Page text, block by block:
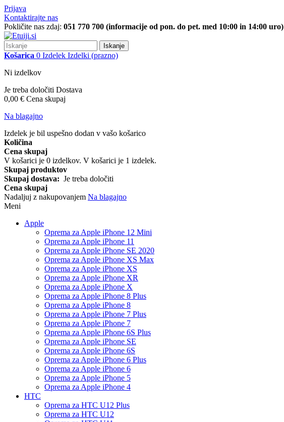
Prijava
Kontaktirajte nas
Pokličite nas zdaj: 051 770 700 (informacije od pon. do pet. med 10:00 in 14:00 uro)
Iskanje
Košarica 0 Izdelek Izdelki (prazno)
Ni izdelkov
Je treba določiti Dostava
0,00 € Cena skupaj
Na blagajno
Izdelek je bil uspešno dodan v vašo košarico
Količina
Cena skupaj
V košarici je 0 izdelkov. V košarici je 1 izdelek.
Skupaj produktov
Skupaj dostava: Je treba določiti
Cena skupaj
Nadaljuj z nakupovanjem Na blagajno
Meni
Apple
Oprema za Apple iPhone 12 Mini
Oprema za Apple iPhone 11
Oprema za Apple iPhone SE 2020
Oprema za Apple iPhone XS Max
Oprema za Apple iPhone XS
Oprema za Apple iPhone XR
Oprema za Apple iPhone X
Oprema za Apple iPhone 8 Plus
Oprema za Apple iPhone 8
Oprema za Apple iPhone 7 Plus
Oprema za Apple iPhone 7
Oprema za Apple iPhone 6S Plus
Oprema za Apple iPhone SE
Oprema za Apple iPhone 6S
Oprema za Apple iPhone 6 Plus
Oprema za Apple iPhone 6
Oprema za Apple iPhone 5
Oprema za Apple iPhone 4
HTC
Oprema za HTC U12 Plus
Oprema za HTC U12